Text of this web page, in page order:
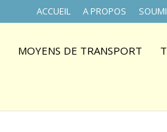
ACCUEIL A PROPOS
MOYENS DE TRANSPORT